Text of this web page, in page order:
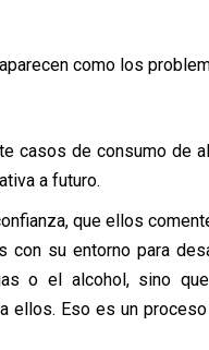
como los
casos de consumo de
a futuro.
que ellos
con su entorno para
o el alcohol, sino
ellos. Eso es un